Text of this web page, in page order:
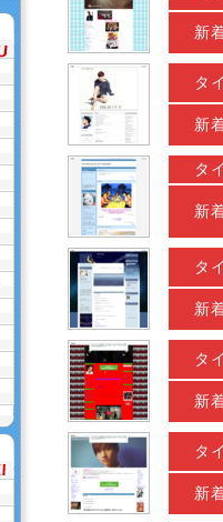
新
タ
新
タ
新
タ
新
タ
新
タ
新